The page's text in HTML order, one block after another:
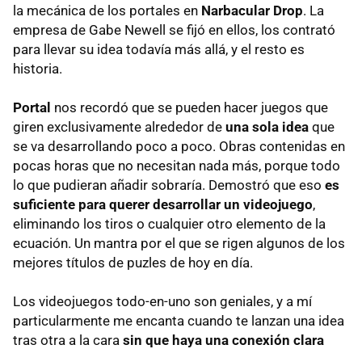
la mecánica de los portales en Narbacular Drop. La
empresa de Gabe Newell se fijó en ellos, los contrató
para llevar su idea todavía más allá, y el resto es
historia.
Portal nos recordó que se pueden hacer juegos que
giren exclusivamente alrededor de una sola idea que
se va desarrollando poco a poco. Obras contenidas en
pocas horas que no necesitan nada más, porque todo
lo que pudieran añadir sobraría. Demostró que eso es
suficiente para querer desarrollar un videojuego,
eliminando los tiros o cualquier otro elemento de la
ecuación. Un mantra por el que se rigen algunos de los
mejores títulos de puzles de hoy en día.
Los videojuegos todo-en-uno son geniales, y a mí
particularmente me encanta cuando te lanzan una idea
tras otra a la cara sin que haya una conexión clara